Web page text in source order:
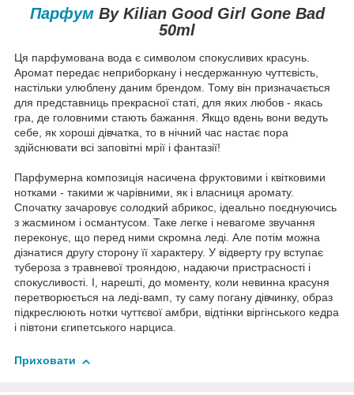
ПарфумBy Kilian Good Girl Gone Bad
50ml
Ця парфумована вода є символом спокусливих красунь.
Аромат передає неприборкану і несдержанную чуттєвість,
настільки улюблену даним брендом. Тому він призначається
для представниць прекрасної статі, для яких любов - якась
гра, де головними стають бажання. Якщо вдень вони ведуть
себе, як хороші дівчатка, то в нічний час настає пора
здійснювати всі заповітні мрії і фантазії!
Парфумерна композиція насичена фруктовими і квітковими
нотками - такими ж чарівними, як і власниця аромату.
Спочатку зачаровує солодкий абрикос, ідеально поєднуючись
з жасмином і османтусом. Таке легке і невагоме звучання
переконує, що перед ними скромна леді. Але потім можна
дізнатися другу сторону її характеру. У відверту гру вступає
тубероза з травневої трояндою, надаючи пристрасності і
спокусливості. І, нарешті, до моменту, коли невинна красуня
перетворюється на леді-вамп, ту саму погану дівчинку, образ
підкреслюють нотки чуттєвої амбри, відтінки віргінського кедра
і півтони єгипетського нарциса.
Приховати